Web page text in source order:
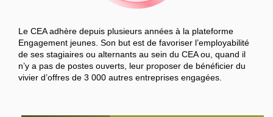
Le CEA adhère depuis plusieurs années à la plateforme
Engagement jeunes. Son but est de favoriser l’employabilité
de ses stagiaires ou alternants au sein du CEA ou, quand il
n’y a pas de postes ouverts, leur proposer de bénéficier du
vivier d’offres de 3 000 autres entreprises engagées.